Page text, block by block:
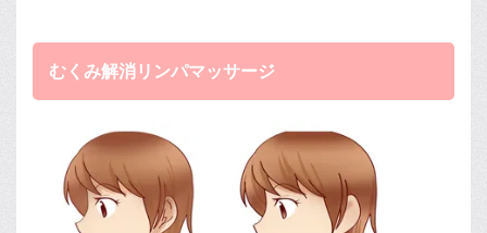
むくみ解消リンパマッサージ